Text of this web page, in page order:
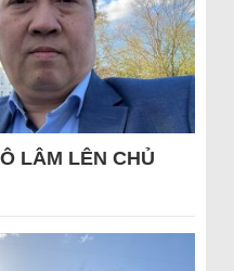
LÂM LÊN CHỦ